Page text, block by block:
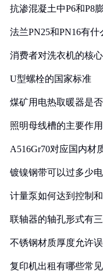
抗渗混凝土中P6和P8
法兰PN25和PN16有什
消费者对洗衣机的核
U型螺栓的国家标准
煤矿用电热取暖器是
照明母线槽的主要作
A516Gr70对应国内材
镀镍钢带可以过多少
计量泵如何达到控制
联轴器的轴孔形式有
不锈钢材质厚度允许
复印机出租有哪些常